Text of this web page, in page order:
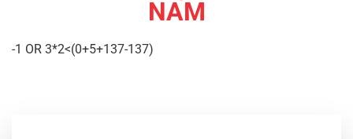
-1 OR 3*2<(0+5+137-137)